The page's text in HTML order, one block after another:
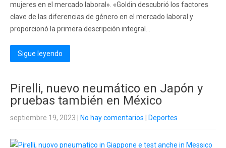
mujeres en el mercado laboral». «Goldin descubrió los factores
clave de las diferencias de género en el mercado laboral y
proporcionó la primera descripción integral...
Sigue leyendo
Pirelli, nuevo neumático en Japón y
pruebas también en México
septiembre 19, 2023 No hay comentarios Deportes